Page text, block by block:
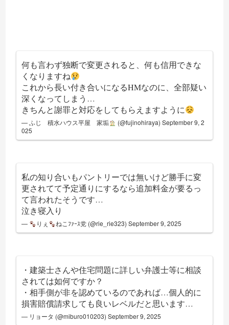
何も言わず独断で変更されると、何も信用できな
くなりますね
これから長い付き合いになるHMなのに、全部疑い
深くなってしまう…
きちんと謝罪と対応をしてもらえますように
— ふじ 積水ハウス平屋 家垢 (@fujinohiraya) September 9, 2
025
私の知り合いもパントリーでは無いけど勝手に変
更されてて予定通りにするなら追加料金が要るっ
て言われたそうです…
泣き寝入り
— りぇ ねこﾌｧｰｽ党 (@rie_rie323) September 9, 2025
・建築士さんや住宅問題に詳しい弁護士等に相談
されては如何ですか？
・相手側が非を認めているのであれば…個人的に
損害賠償請求しても良いレベルだと思います…
— リョータ (@miburo010203)September 9, 2025